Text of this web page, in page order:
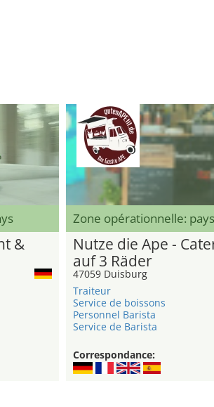
&
Zone opérationnelle: pays
Nutze die Ape -
auf 3 Räder
47059 Duisburg
Traiteur
Service de boissons
Personnel Barista
Service de Barista
Correspondance: